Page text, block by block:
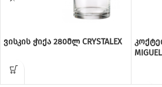
ვისკის ჭიქა 280მლ CRYSTALEX
MIGUEL